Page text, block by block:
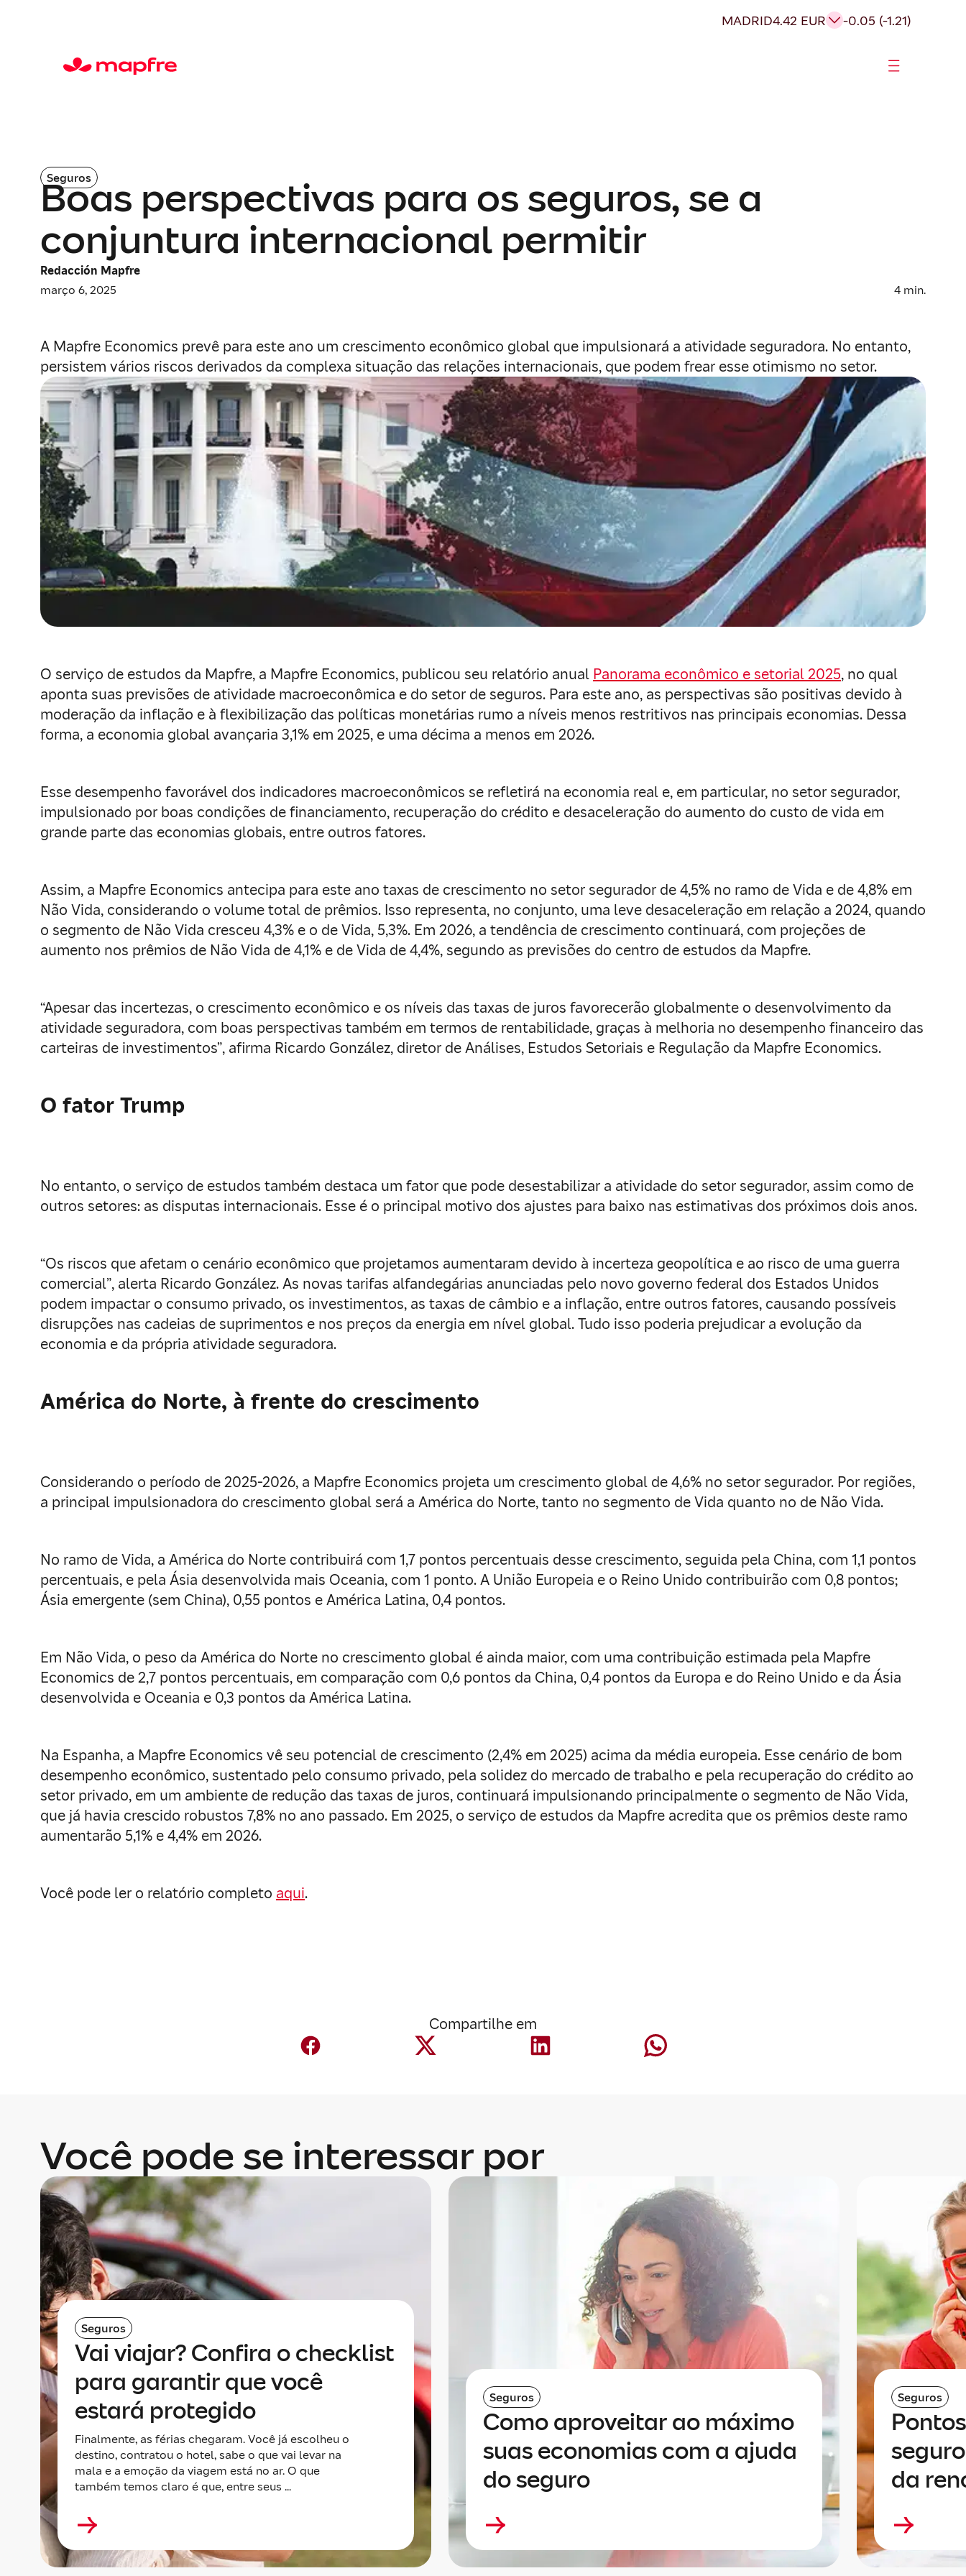
MADRID4.42 EUR -0.05 (-1.21)
Seguros
Boas perspectivas para os seguros, se a
conjuntura internacional permitir
Redacción Mapfre
março 6, 2025
4 min.
A Mapfre Economics prevê para este ano um crescimento econômico global que impulsionará a atividade seguradora. No entanto,
persistem vários riscos derivados da complexa situação das relações internacionais, que podem frear esse otimismo no setor.
O serviço de estudos da Mapfre, a Mapfre Economics, publicou seu relatório anual Panorama econômico e setorial 2025, no qual
aponta suas previsões de atividade macroeconômica e do setor de seguros. Para este ano, as perspectivas são positivas devido à
moderação da inflação e à flexibilização das políticas monetárias rumo a níveis menos restritivos nas principais economias. Dessa
forma, a economia global avançaria 3,1% em 2025, e uma décima a menos em 2026.
Esse desempenho favorável dos indicadores macroeconômicos se refletirá na economia real e, em particular, no setor segurador,
impulsionado por boas condições de financiamento, recuperação do crédito e desaceleração do aumento do custo de vida em
grande parte das economias globais, entre outros fatores.
Assim, a Mapfre Economics antecipa para este ano taxas de crescimento no setor segurador de 4,5% no ramo de Vida e de 4,8% em
Não Vida, considerando o volume total de prêmios. Isso representa, no conjunto, uma leve desaceleração em relação a 2024, quando
o segmento de Não Vida cresceu 4,3% e o de Vida, 5,3%. Em 2026, a tendência de crescimento continuará, com projeções de
aumento nos prêmios de Não Vida de 4,1% e de Vida de 4,4%, segundo as previsões do centro de estudos da Mapfre.
“Apesar das incertezas, o crescimento econômico e os níveis das taxas de juros favorecerão globalmente o desenvolvimento da
atividade seguradora, com boas perspectivas também em termos de rentabilidade, graças à melhoria no desempenho financeiro das
carteiras de investimentos”, afirma Ricardo González, diretor de Análises, Estudos Setoriais e Regulação da Mapfre Economics.
O fator Trump
No entanto, o serviço de estudos também destaca um fator que pode desestabilizar a atividade do setor segurador, assim como de
outros setores: as disputas internacionais. Esse é o principal motivo dos ajustes para baixo nas estimativas dos próximos dois anos.
“Os riscos que afetam o cenário econômico que projetamos aumentaram devido à incerteza geopolítica e ao risco de uma guerra
comercial”, alerta Ricardo González. As novas tarifas alfandegárias anunciadas pelo novo governo federal dos Estados Unidos
podem impactar o consumo privado, os investimentos, as taxas de câmbio e a inflação, entre outros fatores, causando possíveis
disrupções nas cadeias de suprimentos e nos preços da energia em nível global. Tudo isso poderia prejudicar a evolução da
economia e da própria atividade seguradora.
América do Norte, à frente do crescimento
Considerando o período de 2025-2026, a Mapfre Economics projeta um crescimento global de 4,6% no setor segurador. Por regiões,
a principal impulsionadora do crescimento global será a América do Norte, tanto no segmento de Vida quanto no de Não Vida.
No ramo de Vida, a América do Norte contribuirá com 1,7 pontos percentuais desse crescimento, seguida pela China, com 1,1 pontos
percentuais, e pela Ásia desenvolvida mais Oceania, com 1 ponto. A União Europeia e o Reino Unido contribuirão com 0,8 pontos;
Ásia emergente (sem China), 0,55 pontos e América Latina, 0,4 pontos.
Em Não Vida, o peso da América do Norte no crescimento global é ainda maior, com uma contribuição estimada pela Mapfre
Economics de 2,7 pontos percentuais, em comparação com 0,6 pontos da China, 0,4 pontos da Europa e do Reino Unido e da Ásia
desenvolvida e Oceania e 0,3 pontos da América Latina.
Na Espanha, a Mapfre Economics vê seu potencial de crescimento (2,4% em 2025) acima da média europeia. Esse cenário de bom
desempenho econômico, sustentado pelo consumo privado, pela solidez do mercado de trabalho e pela recuperação do crédito ao
setor privado, em um ambiente de redução das taxas de juros, continuará impulsionando principalmente o segmento de Não Vida,
que já havia crescido robustos 7,8% no ano passado. Em 2025, o serviço de estudos da Mapfre acredita que os prêmios deste ramo
aumentarão 5,1% e 4,4% em 2026.
Você pode ler o relatório completo aqui.
Compartilhe em
Você pode se interessar por
Seguros
Vai viajar? Confira o checklist
para garantir que você
estará protegido
Finalmente, as férias chegaram. Você já escolheu o
destino, contratou o hotel, sabe o que vai levar na
mala e a emoção da viagem está no ar. O que
também temos claro é que, entre seus ...
Seguros
Como aproveitar ao máximo
suas economias com a ajuda
do seguro
Seguros
da